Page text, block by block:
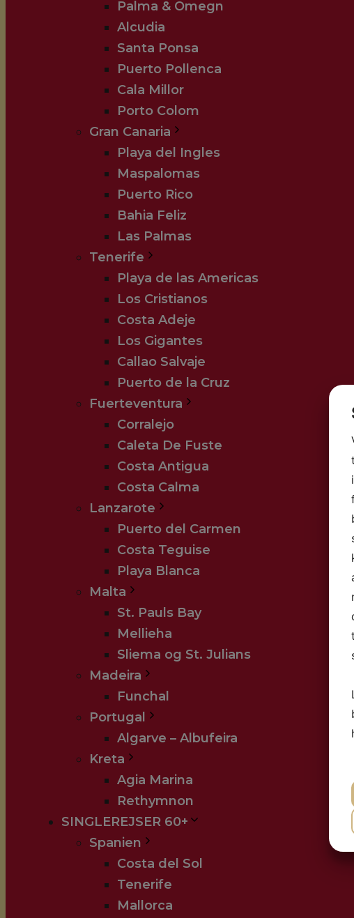
Palma & Omegn
Alcudia
Santa Ponsa
Puerto Pollenca
Cala Millor
Porto Colom
Gran Canaria
Playa del Ingles
Maspalomas
Puerto Rico
Bahia Feliz
Las Palmas
Tenerife
Playa de las Americas
Los Cristianos
Costa Adeje
Los Gigantes
Callao Salvaje
Puerto de la Cruz
Fuerteventura
Corralejo
Caleta De Fuste
Costa Antigua
Costa Calma
Lanzarote
Puerto del Carmen
Costa Teguise
Playa Blanca
Malta
St. Pauls Bay
Mellieha
Sliema og St. Julians
Madeira
Funchal
Portugal
Algarve – Albufeira
Kreta
Agia Marina
Rethymnon
SINGLEREJSER 60+
Spanien
Costa del Sol
Tenerife
Mallorca